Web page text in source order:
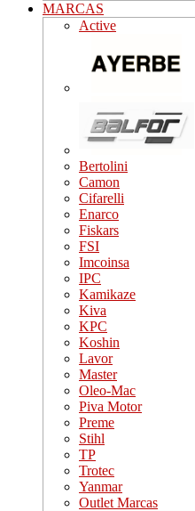
MARCAS
Active
Bertolini
Camon
Cifarelli
Enarco
Fiskars
FSI
Imcoinsa
IPC
Kamikaze
Kiva
KPC
Koshin
Lavor
Master
Oleo-Mac
Piva Motor
Preme
Stihl
TP
Trotec
Yanmar
Outlet Marcas